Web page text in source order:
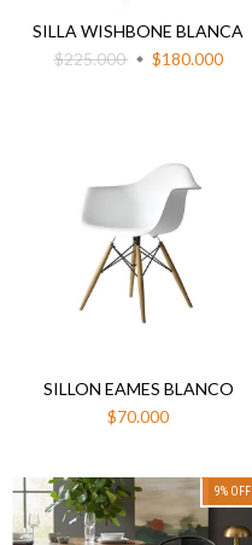
SILLA WISHBONE BLANCA
$225.000
$180.000
SILLON EAMES BLANCO
$70.000
9% OFF